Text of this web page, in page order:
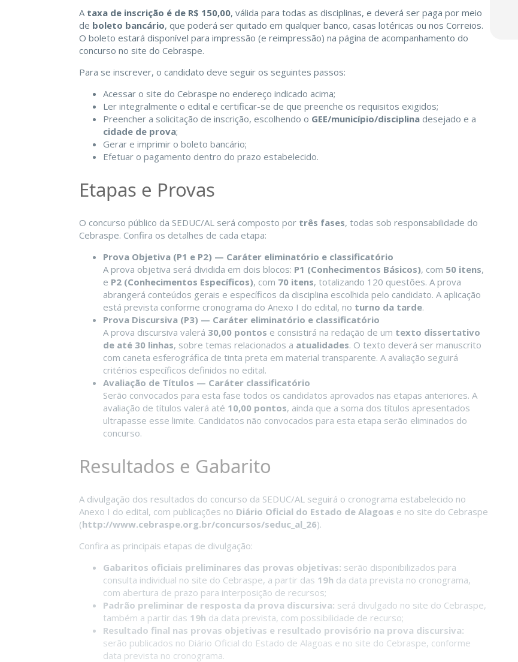
A taxa de inscrição é de R$ 150,00, válida para todas as disciplinas, e deverá ser paga por meio
de boleto bancário, que poderá ser quitado em qualquer banco, casas lotéricas ou nos Correios.
O boleto estará disponível para impressão (e reimpressão) na página de acompanhamento do
concurso no site do Cebraspe.
Para se inscrever, o candidato deve seguir os seguintes passos:
Acessar o site do Cebraspe no endereço indicado acima;
Ler integralmente o edital e certificar-se de que preenche os requisitos exigidos;
Preencher a solicitação de inscrição, escolhendo o GEE/município/disciplina desejado e a
cidade de prova;
Gerar e imprimir o boleto bancário;
Efetuar o pagamento dentro do prazo estabelecido.
Etapas e Provas
O concurso público da SEDUC/AL será composto por três fases, todas sob responsabilidade do
Cebraspe. Confira os detalhes de cada etapa:
Prova Objetiva (P1 e P2) — Caráter eliminatório e classificatório
A prova objetiva será dividida em dois blocos: P1 (Conhecimentos Básicos), com 50 itens,
e P2 (Conhecimentos Específicos), com 70 itens, totalizando 120 questões. A prova
abrangerá conteúdos gerais e específicos da disciplina escolhida pelo candidato. A aplicação
está prevista conforme cronograma do Anexo I do edital, no turno da tarde.
Prova Discursiva (P3) — Caráter eliminatório e classificatório
A prova discursiva valerá 30,00 pontos e consistirá na redação de um texto dissertativo
de até 30 linhas, sobre temas relacionados a atualidades. O texto deverá ser manuscrito
com caneta esferográfica de tinta preta em material transparente. A avaliação seguirá
critérios específicos definidos no edital.
Avaliação de Títulos — Caráter classificatório
Serão convocados para esta fase todos os candidatos aprovados nas etapas anteriores. A
avaliação de títulos valerá até 10,00 pontos, ainda que a soma dos títulos apresentados
ultrapasse esse limite. Candidatos não convocados para esta etapa serão eliminados do
concurso.
Resultados e Gabarito
A divulgação dos resultados do concurso da SEDUC/AL seguirá o cronograma estabelecido no
Anexo I do edital, com publicações no Diário Oficial do Estado de Alagoas e no site do Cebraspe
(http://www.cebraspe.org.br/concursos/seduc_al_26).
Confira as principais etapas de divulgação:
Gabaritos oficiais preliminares das provas objetivas: serão disponibilizados para
consulta individual no site do Cebraspe, a partir das 19h da data prevista no cronograma,
com abertura de prazo para interposição de recursos;
Padrão preliminar de resposta da prova discursiva: será divulgado no site do Cebraspe,
também a partir das 19h da data prevista, com possibilidade de recurso;
Resultado final nas provas objetivas e resultado provisório na prova discursiva:
serão publicados no Diário Oficial do Estado de Alagoas e no site do Cebraspe, conforme
data prevista no cronograma.